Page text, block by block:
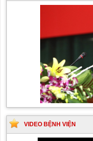
VIDEO BỆNH VIỆN